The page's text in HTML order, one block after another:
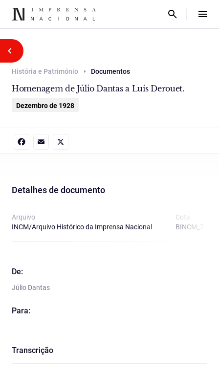
História e Património Documentos
Homenagem de Júlio Dantas a Luís Derouet.
Dezembro de 1928
Detalhes de documento
Arquivo
INCM/Arquivo Histórico da Imprensa Nacional
Cota
BINCM_7-2-
De:
Júlio Dantas
Para:
Transcrição